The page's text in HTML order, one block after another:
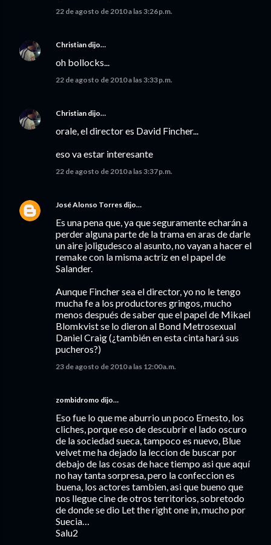
22 de agosto de 2010 a las 3:26 p.m.
Christian dijo…
oh bollocks...
22 de agosto de 2010 a las 3:33 p.m.
Christian dijo…
orale, el director es David Fincher...
eso va estar interesante
22 de agosto de 2010 a las 3:37 p.m.
José Alonso Torres dijo…
Es una pena que, ya que seguramente echarán a
perder alguna parte de la trama en aras de darle
un aire joligudesco al asunto, no vayan a hacer el
remake con la misma actriz en el papel de
Salander.
Aunque Fincher sea el director, yo no le tengo
mucha fe a los productores gringos, mucho
menos después de saber que el papel de Mikael
Blomkvist se lo dieron al Bond Metrosexual
Daniel Craig (¿también en esta cinta hará sus
pucheros?)
23 de agosto de 2010 a las 12:00 a.m.
zombidromo dijo…
Eso fue lo que me aburrio un poco Ernesto, los
cliches, porque eso de descubrir el lado oscuro
de la sociedad sueca, tampoco es nuevo, Blue
velvet me ha dejado la leccion de buscar por
debajo de las cosas de hace tiempo asi que aquí
no hay tanta sorpresa, pero la confeccion es
buena, los actores tambien, asi que bueno que
nos llegue cine de otros territorios, sobretodo
de donde se dio Let the right one in, mucho por
Suecia…
Salu2